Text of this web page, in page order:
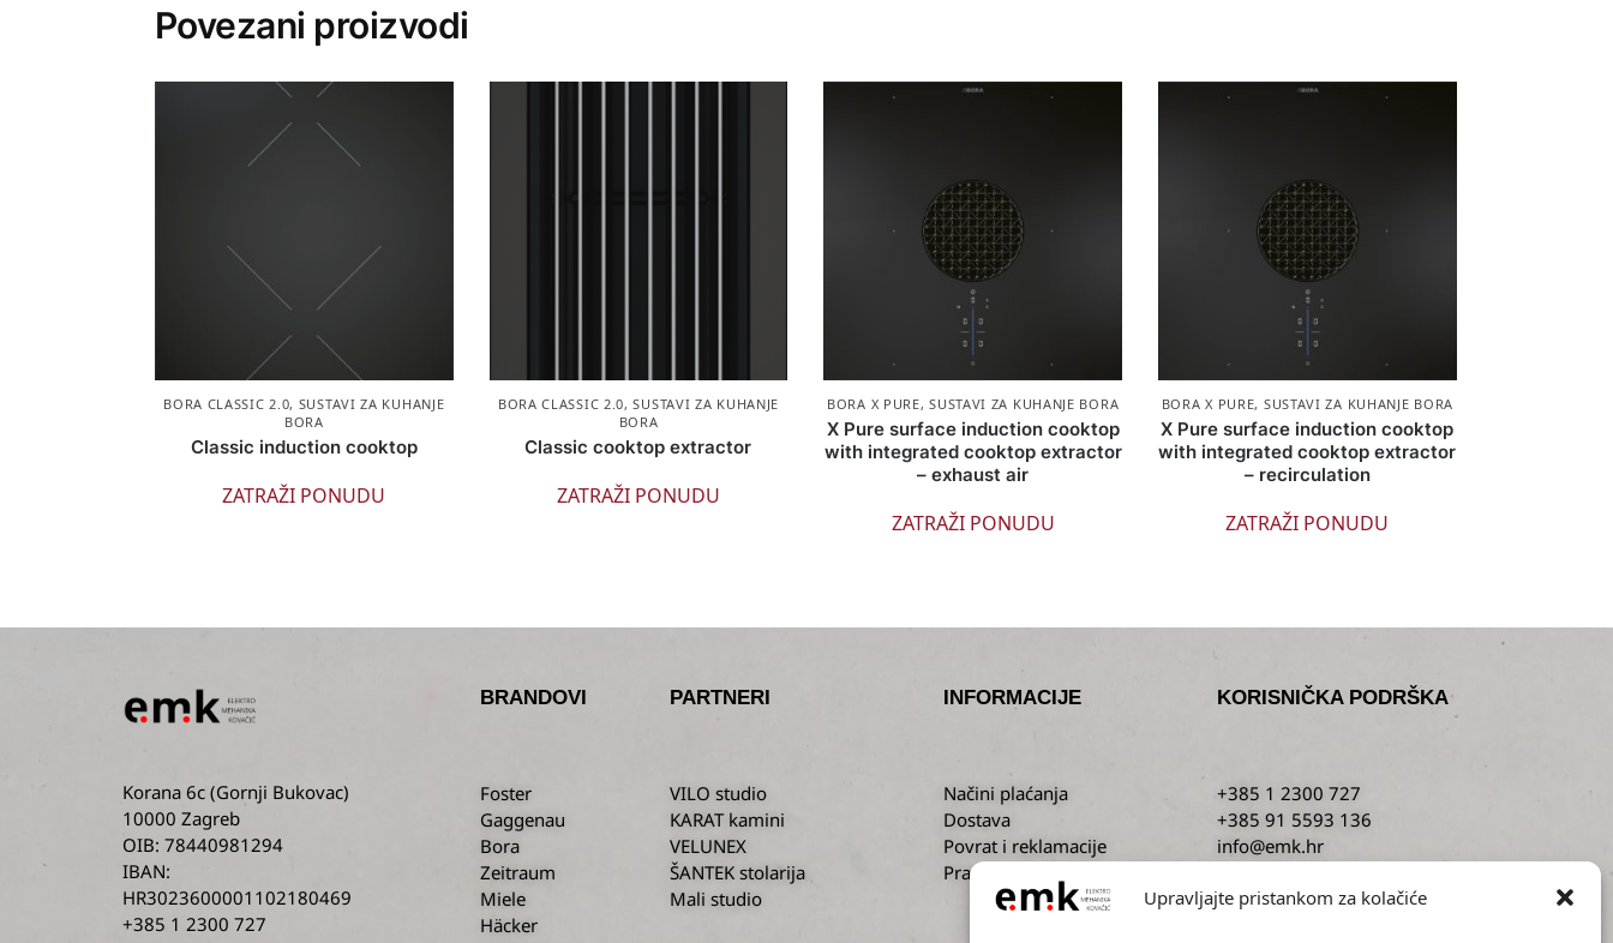
Upravljajte pristankom za kolačiće
Povezani proizvodi
BORA CLASSIC 2.0, SUSTAVI ZA KUHANJE
BORA
Classic induction cooktop
ZATRAŽI PONUDU
BORA CLASSIC 2.0,SUSTAVI ZA KUHANJE
BORA
Classic cooktop extractor
ZATRAŽI PONUDU
BORA X PURE,SUSTAVI ZA KUHANJE BORA
X Pure surface induction cooktop
with integrated cooktop extractor
– exhaust air
ZATRAŽI PONUDU
BORA X PURE, SUSTAVI ZA KUHANJE BORA
X Pure surface induction cooktop
with integrated cooktop extractor
– recirculation
ZATRAŽI PONUDU
Korana 6c (Gornji Bukovac)
10000 Zagreb
OIB: 78440981294
IBAN:
HR3023600001102180469
+385 1 2300 727
BRANDOVI
Foster
Gaggenau
Bora
Zeitraum
Miele
Häcker
PARTNERI
VILO studio
KARAT kamini
VELUNEX
ŠANTEK stolarija
Mali studio
INFORMACIJE
Načini plaćanja
Dostava
Povrat i reklamacije
Pravila privatnosti
KORISNIČKA PODRŠKA
+385 1 2300 727
+385 91 5593 136
info@emk.hr